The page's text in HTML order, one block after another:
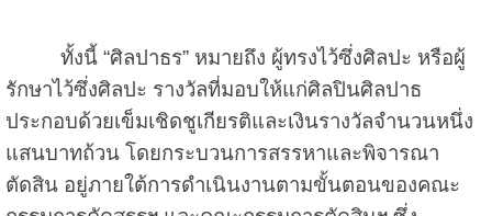
ทั้งนี้ “ศิลปาธร” หมายถึง ผู้ทรงไว้ซึ่งศิลปะ หรือผู้
รักษาไว้ซึ่งศิลปะ รางวัลที่มอบให้แก่ศิลปินศิลปาธ
ประกอบด้วยเข็มเชิดชูเกียรติและเงินรางวัลจำนวนหนึ่ง
แสนบาทถ้วน โดยกระบวนการสรรหาและพิจารณา
ตัดสิน อยู่ภายใต้การดำเนินงานตามขั้นตอนของคณะ